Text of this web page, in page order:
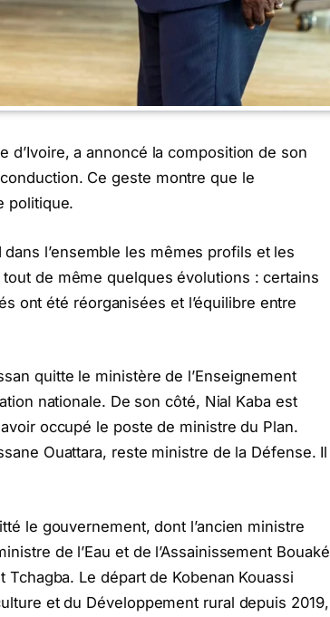
d’Ivoire, a annoncé la composition de son
Ce geste montre que le
politique.
l’ensemble les mêmes profils et les
de même quelques évolutions : certains
ont été réorganisées et l’équilibre entre
quitte le ministère de l’Enseignement
nationale. De son côté, Nial Kaba est
occupé le poste de ministre du Plan.
Ouattara, reste ministre de la Défense. Il
le gouvernement, dont l’ancien ministre
de l’Eau et de l’Assainissement Bouaké
Le départ de Kobenan Kouassi
et du Développement rural depuis 2019,